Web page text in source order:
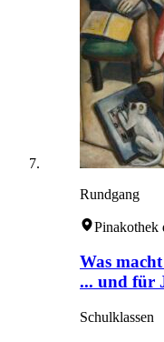
Rundgang
Pinakothek
Was
... und für
Schulklassen